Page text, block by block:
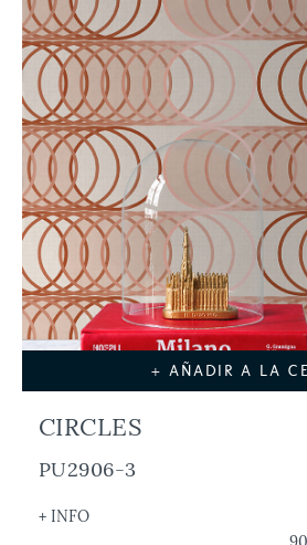
+ AÑADIR A LA
CIRCLES
PU2906-3
+ INFO